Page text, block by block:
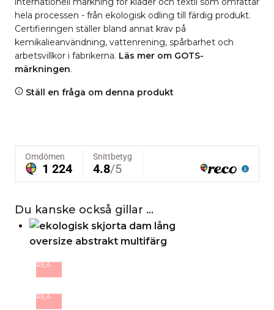
hela processen - från ekologisk odling till färdig produkt.
Certifieringen ställer bland annat krav på
kemikalieanvändning, vattenrening, spårbarhet och
arbetsvillkor i fabrikerna. Läs mer om GOTS-
märkningen.
Ställ en fråga om denna produkt
Du kanske också gillar …
REA
REA